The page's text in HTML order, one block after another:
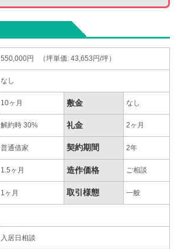
550,000円 （坪単価: 43,653円/坪）
なし
10ヶ月 敷金 なし
解約時 30% 礼金 2ヶ月
普通借家 契約期間 2年
1.5ヶ月 造作価格 ご相談
1ヶ月 取引様態 一般
入居日相談